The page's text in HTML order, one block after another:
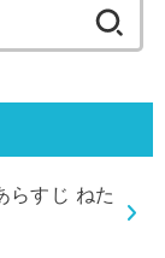
らすじ ねた